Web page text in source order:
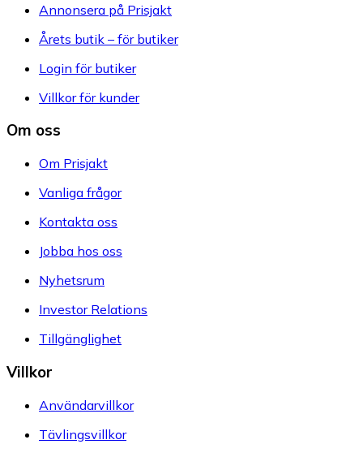
Annonsera på Prisjakt
Årets butik – för butiker
Login för butiker
Villkor för kunder
Om oss
Om Prisjakt
Vanliga frågor
Kontakta oss
Jobba hos oss
Nyhetsrum
Investor Relations
Tillgänglighet
Villkor
Användarvillkor
Tävlingsvillkor